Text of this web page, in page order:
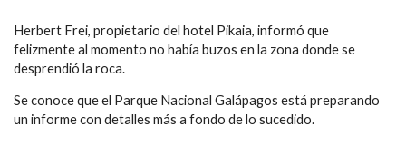
Herbert Frei, propietario del hotel Pikaia, informó que
felizmente al momento no había buzos en la zona donde se
desprendió la roca.
Se conoce que el Parque Nacional Galápagos está preparando
un informe con detalles más a fondo de lo sucedido.